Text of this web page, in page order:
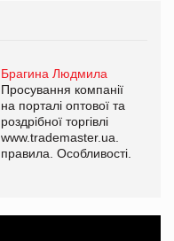
Брагина Людмила
Просування компанії
на порталі оптової та
роздрібної торгівлі
www.trademaster.ua.
правила. Особливості.